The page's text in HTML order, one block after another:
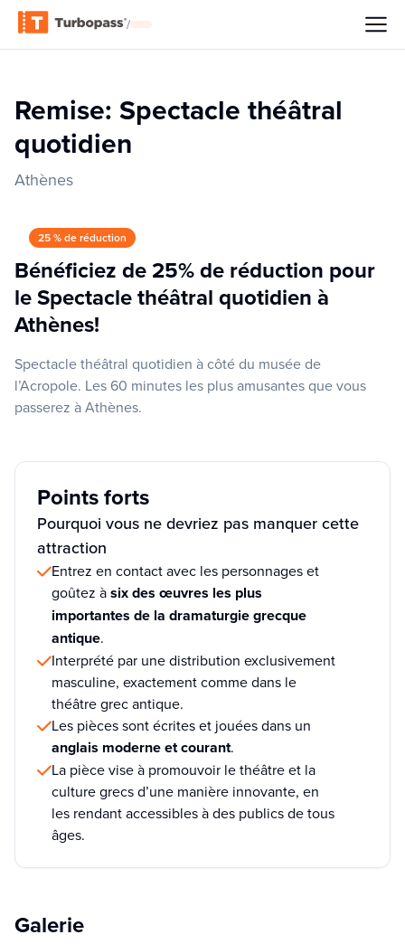
/
Remise: Spectacle théâtral
quotidien
Athènes
25 % de réduction
Bénéficiez de 25% de réduction pour
le Spectacle théâtral quotidien à
Athènes!
Spectacle théâtral quotidien à côté du musée de
l’Acropole. Les 60 minutes les plus amusantes que vous
passerez à Athènes.
Points forts
Pourquoi vous ne devriez pas manquer cette
attraction
Entrez en contact avec les personnages et
goûtez àsix des œuvres les plus
importantes de la dramaturgie grecque
antique.
Interprété par une distribution exclusivement
masculine, exactement comme dans le
théâtre grec antique.
Les pièces sont écrites et jouées dans un
anglais moderne et courant.
La pièce vise à promouvoir le théâtre et la
culture grecs d’une manière innovante, en
les rendant accessibles à des publics de tous
âges.
Galerie